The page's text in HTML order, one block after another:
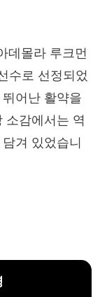
데몰라 루크먼
수로 선정되었
어난 활약을
소감에서는 역
겨 있었습니